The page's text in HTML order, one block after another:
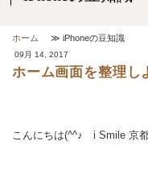
ホーム ≫ iPhoneの豆知識
09月 14, 2017
ホーム画面を整理し
こんにちは(^^♪ i Smile 京都